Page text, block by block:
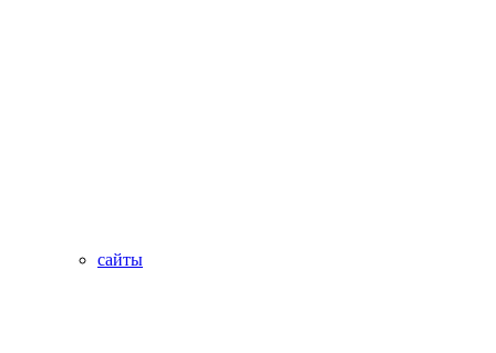
сайты